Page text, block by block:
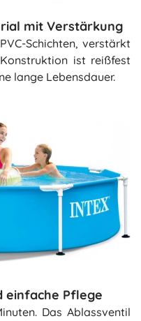
mit Verstärkung
Schichten, verstärkt
ist reißfest
lange Lebensdauer.
einfache Pflege
Das Ablassventil